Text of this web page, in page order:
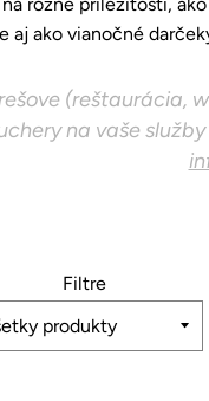
aj ako vianočné
(reštaurácia,
na vaše
Filtre